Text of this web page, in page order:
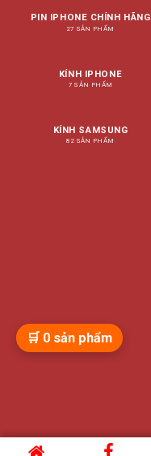
PIN IPHONE CHÍNH HÃNG
27 SẢN PHẨM
KÍNH IPHONE
7 SẢN PHẨM
KÍNH SAMSUNG
82 SẢN PHẨM
🛒 0 sản phẩm